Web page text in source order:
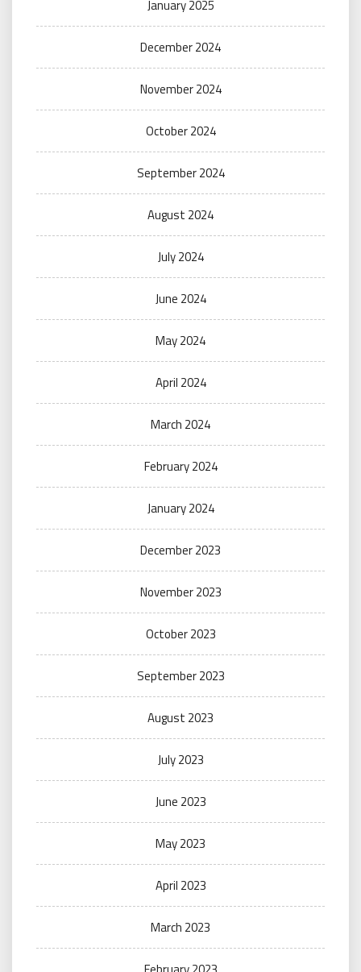
January 2025
December 2024
November 2024
October 2024
September 2024
August 2024
July 2024
June 2024
May 2024
April 2024
March 2024
February 2024
January 2024
December 2023
November 2023
October 2023
September 2023
August 2023
July 2023
June 2023
May 2023
April 2023
March 2023